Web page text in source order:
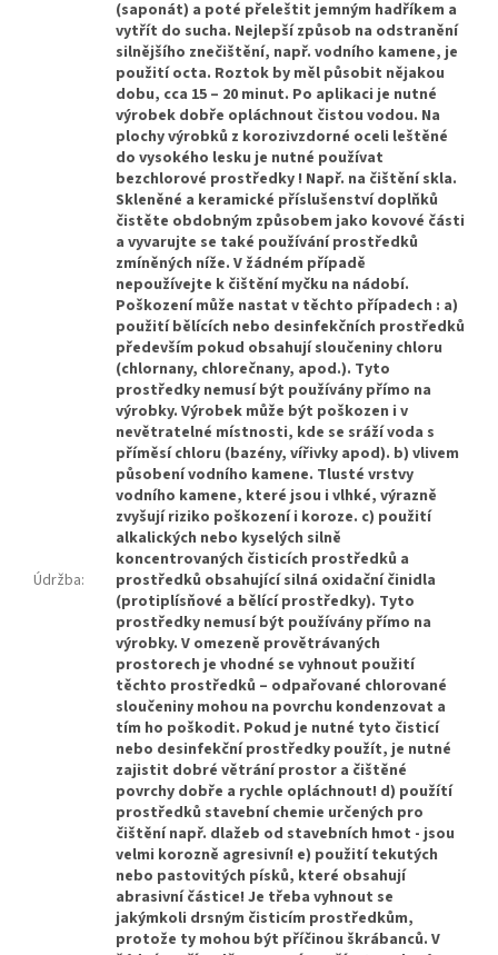
Údržba:
(saponát) a poté přeleštit jemným hadříkem a
vytřít do sucha. Nejlepší způsob na odstranění
silnějšího znečištění, např. vodního kamene, je
použití octa. Roztok by měl působit nějakou
dobu, cca 15 – 20 minut. Po aplikaci je nutné
výrobek dobře opláchnout čistou vodou. Na
plochy výrobků z korozivzdorné oceli leštěné
do vysokého lesku je nutné používat
bezchlorové prostředky ! Např. na čištění skla.
Skleněné a keramické příslušenství doplňků
čistěte obdobným způsobem jako kovové části
a vyvarujte se také používání prostředků
zmíněných níže. V žádném případě
nepoužívejte k čištění myčku na nádobí.
Poškození může nastat v těchto případech : a)
použití bělících nebo desinfekčních prostředků
především pokud obsahují sloučeniny chloru
(chlornany, chlorečnany, apod.). Tyto
prostředky nemusí být používány přímo na
výrobky. Výrobek může být poškozen i v
nevětratelné místnosti, kde se sráží voda s
příměsí chloru (bazény, vířivky apod). b) vlivem
působení vodního kamene. Tlusté vrstvy
vodního kamene, které jsou i vlhké, výrazně
zvyšují riziko poškození i koroze. c) použití
alkalických nebo kyselých silně
koncentrovaných čisticích prostředků a
prostředků obsahující silná oxidační činidla
(protiplísňové a bělící prostředky). Tyto
prostředky nemusí být používány přímo na
výrobky. V omezeně provětrávaných
prostorech je vhodné se vyhnout použití
těchto prostředků – odpařované chlorované
sloučeniny mohou na povrchu kondenzovat a
tím ho poškodit. Pokud je nutné tyto čisticí
nebo desinfekční prostředky použít, je nutné
zajistit dobré větrání prostor a čištěné
povrchy dobře a rychle opláchnout! d) použítí
prostředků stavební chemie určených pro
čištění např. dlažeb od stavebních hmot - jsou
velmi korozně agresivní! e) použití tekutých
nebo pastovitých písků, které obsahují
abrasivní částice! Je třeba vyhnout se
jakýmkoli drsným čisticím prostředkům,
protože ty mohou být příčinou škrábanců. V